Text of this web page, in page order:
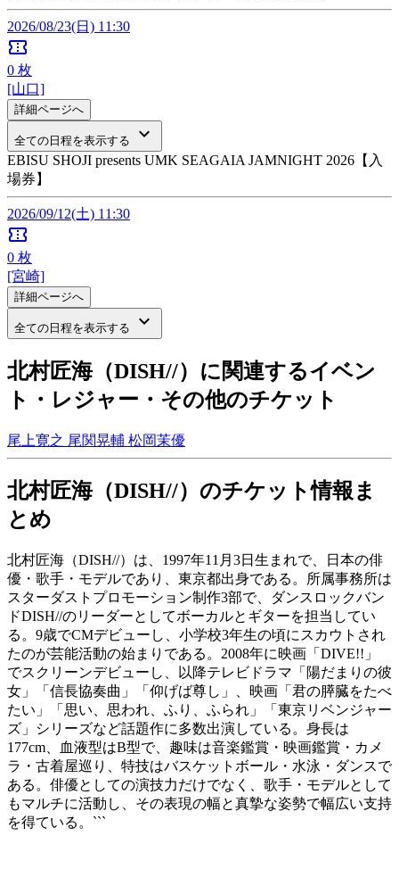
2026/08/23(日) 11:30
confirmation_number
0 枚
[山口]
詳細ページへ
全ての日程を表示する keyboard_arrow_down
EBISU SHOJI presents UMK SEAGAIA JAMNIGHT 2026【入
場券】
2026/09/12(土) 11:30
confirmation_number
0 枚
[宮崎]
詳細ページへ
全ての日程を表示する keyboard_arrow_down
北村匠海（DISH//）に関連するイベン
ト・レジャー・その他のチケット
尾上寛之 尾関晃輔 松岡茉優
北村匠海（DISH//）のチケット情報ま
とめ
北村匠海（DISH//）は、1997年11月3日生まれで、日本の俳
優・歌手・モデルであり、東京都出身である。所属事務所は
スターダストプロモーション制作3部で、ダンスロックバン
ドDISH//のリーダーとしてボーカルとギターを担当してい
る。9歳でCMデビューし、小学校3年生の頃にスカウトされ
たのが芸能活動の始まりである。2008年に映画「DIVE!!」
でスクリーンデビューし、以降テレビドラマ「陽だまりの彼
女」「信長協奏曲」「仰げば尊し」、映画「君の膵臓をたべ
たい」「思い、思われ、ふり、ふられ」「東京リベンジャー
ズ」シリーズなど話題作に多数出演している。身長は
177cm、血液型はB型で、趣味は音楽鑑賞・映画鑑賞・カメ
ラ・古着屋巡り、特技はバスケットボール・水泳・ダンスで
ある。俳優としての演技力だけでなく、歌手・モデルとして
もマルチに活動し、その表現の幅と真摯な姿勢で幅広い支持
を得ている。```